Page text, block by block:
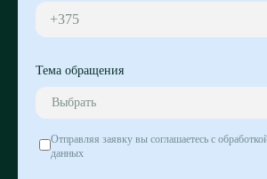
+375
Тема обращения
Выбрать
Отправляя заявку вы соглашаетесь с
данных